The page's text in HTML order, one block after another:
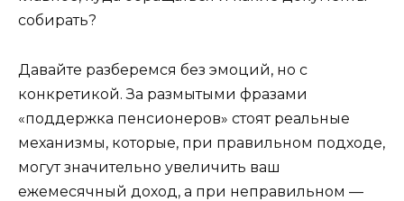
собирать?
Давайте разберемся без эмоций, но с
конкретикой. За размытыми фразами
«поддержка пенсионеров» стоят реальные
механизмы, которые, при правильном подходе,
могут значительно увеличить ваш
ежемесячный доход, а при неправильном —